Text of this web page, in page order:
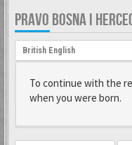
PRAVO BOSNA I
Language:
British English
To continue with the
when you were born.